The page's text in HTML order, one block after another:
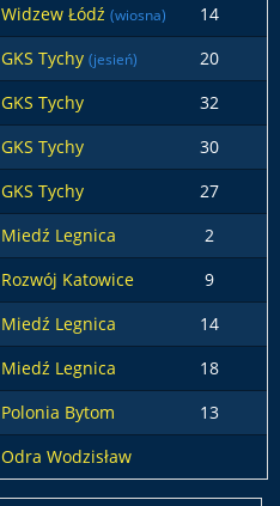
Widzew Łódź (wiosna)
14
GKS Tychy (jesień)
20
GKS Tychy 32
GKS Tychy 30
GKS Tychy
27
Miedź Legnica
2
Rozwój Katowice 9
Miedź Legnica 14
Miedź Legnica 18
Polonia Bytom
13
Odra Wodzisław